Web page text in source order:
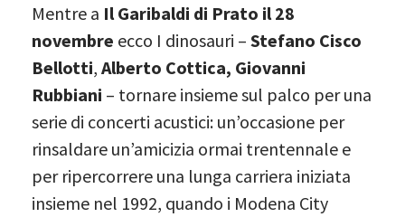
Mentre a Il Garibaldi di Prato il 28
novembre ecco I dinosauri – Stefano Cisco
Bellotti, Alberto Cottica, Giovanni
Rubbiani – tornare insieme sul palco per una
serie di concerti acustici: un’occasione per
rinsaldare un’amicizia ormai trentennale e
per ripercorrere una lunga carriera iniziata
insieme nel 1992, quando i Modena City